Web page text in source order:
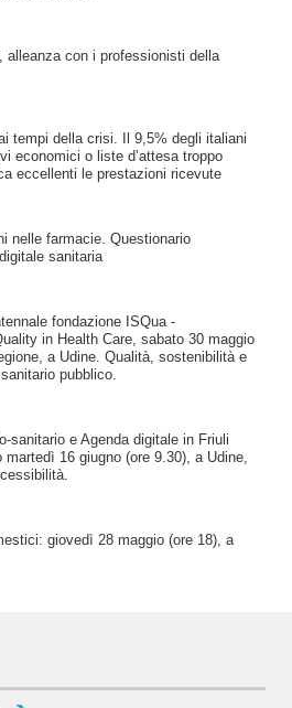
alleanza con i professionisti della
tempi della crisi. Il 9,5% degli italiani
economici o liste d’attesa troppo
eccellenti le prestazioni ricevute
nelle farmacie. Questionario
sanitaria
fondazione ISQua -
in Health Care, sabato 30 maggio
a Udine. Qualità, sostenibilità e
pubblico.
sanitario e Agenda digitale in Friuli
martedì 16 giugno (ore 9.30), a Udine,
giovedì 28 maggio (ore 18), a